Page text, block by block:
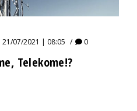
21/07/2021 | 08:05 0
Telekome!?